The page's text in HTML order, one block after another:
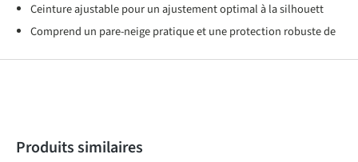
Ceinture ajustable pour un ajustement optimal à la silhouett
Comprend un pare-neige pratique et une protection robuste de
Produktgalerie überspringen
Produits similaires